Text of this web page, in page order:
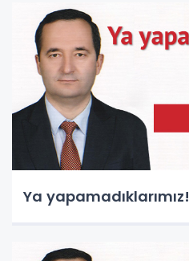
Ya yapamadıklarımız!